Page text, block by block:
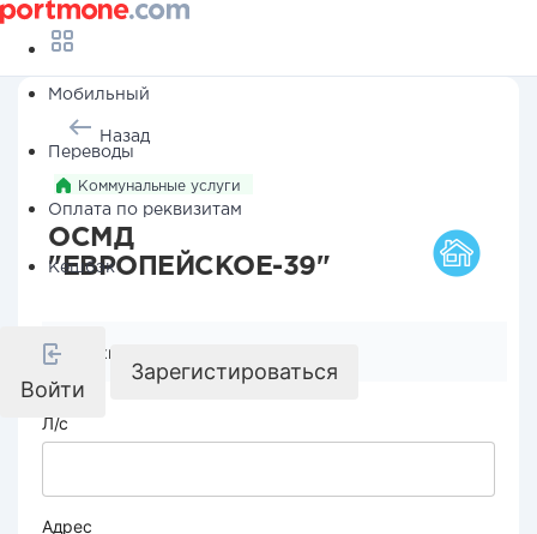
Мобильный
Переводы
Оплата по реквизитам
Кешбэк
Войти
Зарегистироваться
Назад
Коммунальные услуги
ОСМД
"ЕВРОПЕЙСКОЕ-39"
Реквизиты компании
Л/с
Адрес